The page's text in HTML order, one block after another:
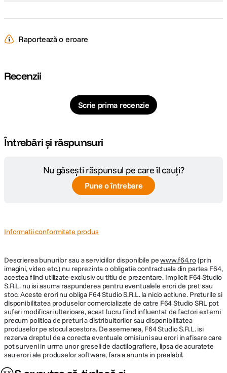
Raportează o eroare
Recenzii
Scrie prima recenzie
Întrebări și răspunsuri
Nu găsești răspunsul pe care îl cauți?
Pune o întrebare
Informatii conformitate produs
Descrierea bunurilor sau a serviciilor disponibile pewww.f64.ro(prin
imagini, video etc.) nu reprezinta o obligatie contractuala din partea F64,
acestea fiind utilizate exclusiv cu titlu de prezentare. Implicit F64 Studio
S.R.L. nu isi asuma raspunderea pentru eventualele erori de pret sau
stoc. Aceste erori nu obliga F64 Studio S.R.L. la nicio actiune. Preturile si
disponibilitatea produselor comercializate de catre F64 Studio SRL pot
suferi modificari ulterioare, acest lucru fiind influentat de factori externi
precum politica de preturi a distribuitorilor sau disponibilitatea
produselor pe stocul acestora. De asemenea, F64 Studio S.R.L. isi
rezerva dreptul de a corecta eventuale omisiuni sau erori in afisare care
pot surveni in urma unor greseli de dactilografiere, lipsa de acuratete
sau erori ale produselor software, fara a anunta in prealabil.